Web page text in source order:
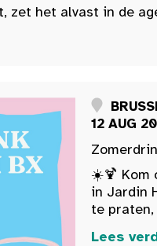
zet het alvast in de
12 AUG
☀️🍹 Kom
in Jardin
te praten,
Lees